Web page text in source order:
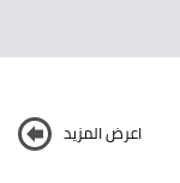
اعرض المزيد